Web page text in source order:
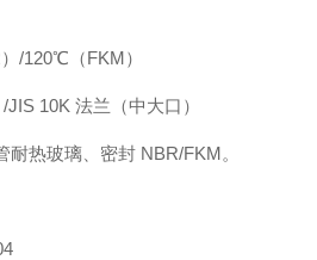
/120℃（FKM）
10K 法兰（中大口）
热玻璃、密封 NBR/FKM。